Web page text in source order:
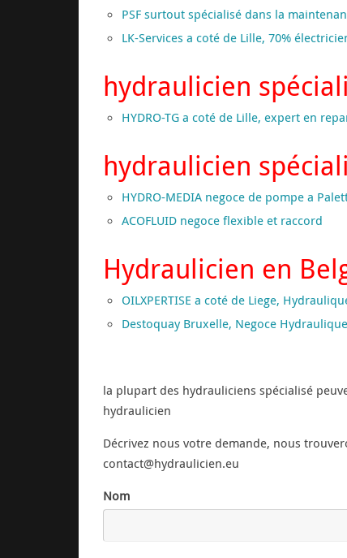
PSF surtout spécialisé dans la
LK-Services a coté de Lille, 70%
hydraulicien
HYDRO-TG a coté de Lille, expert en
hydraulicien
HYDRO-MEDIA negoce de pompe a
ACOFLUID negoce flexible et raccord
Hydraulicien en
OILXPERTISE a coté de Liege,
Destoquay Bruxelle, Negoce
la plupart des hydrauliciens spécialisé
hydraulicien
Décrivez nous votre demande, nous
contact@hydraulicien.eu
Nom